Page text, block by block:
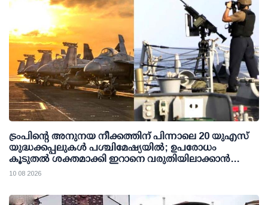
ട്രംപിന്റെ അനുനയ നീക്കത്തിന് പിന്നാലെ 20 യുഎസ്
യുദ്ധക്കപ്പലുകള്‍ പശ്ചിമേഷ്യയില്‍; ഉപരോധം
കൂടുതല്‍ ശക്തമാക്കി ഇറാനെ വരുതിയിലാക്കാന്‍
നീക്കം
10 08 2026